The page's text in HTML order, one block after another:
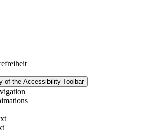
of the Accessibility Toolbar